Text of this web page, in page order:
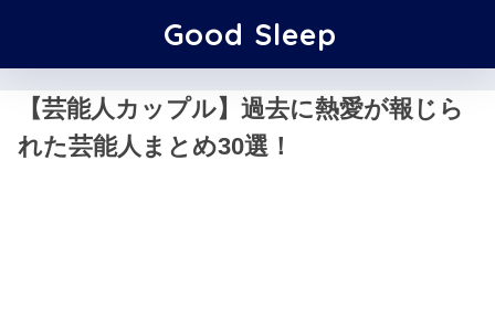
Good Sleep
【芸能人カップル】過去に熱愛が報じら
れた芸能人まとめ30選！